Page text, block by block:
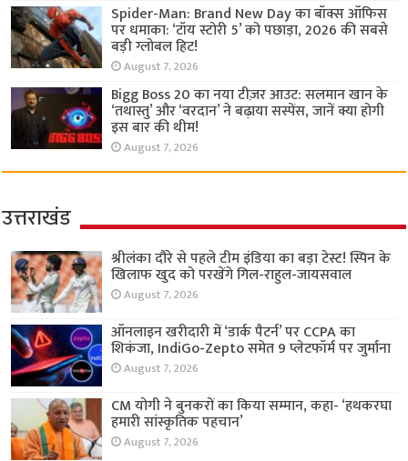
Spider-Man: Brand New Day का बॉक्स ऑफिस
पर धमाका: ‘टॉय स्टोरी 5’ को पछाड़ा, 2026 की सबसे
बड़ी ग्लोबल हिट!
August 7, 2026
Bigg Boss 20 का नया टीज़र आउट: सलमान खान के
‘तथास्तु’ और ‘वरदान’ ने बढ़ाया सस्पेंस, जानें क्या होगी
इस बार की थीम!
August 7, 2026
उत्तराखंड
श्रीलंका दौरे से पहले टीम इंडिया का बड़ा टेस्ट! स्पिन के
खिलाफ खुद को परखेंगे गिल-राहुल-जायसवाल
August 7, 2026
ऑनलाइन खरीदारी में ‘डार्क पैटर्न’ पर CCPA का
शिकंजा, IndiGo-Zepto समेत 9 प्लेटफॉर्म पर जुर्माना
August 7, 2026
CM योगी ने बुनकरों का किया सम्मान, कहा- ‘हथकरघा
हमारी सांस्कृतिक पहचान’
August 7, 2026